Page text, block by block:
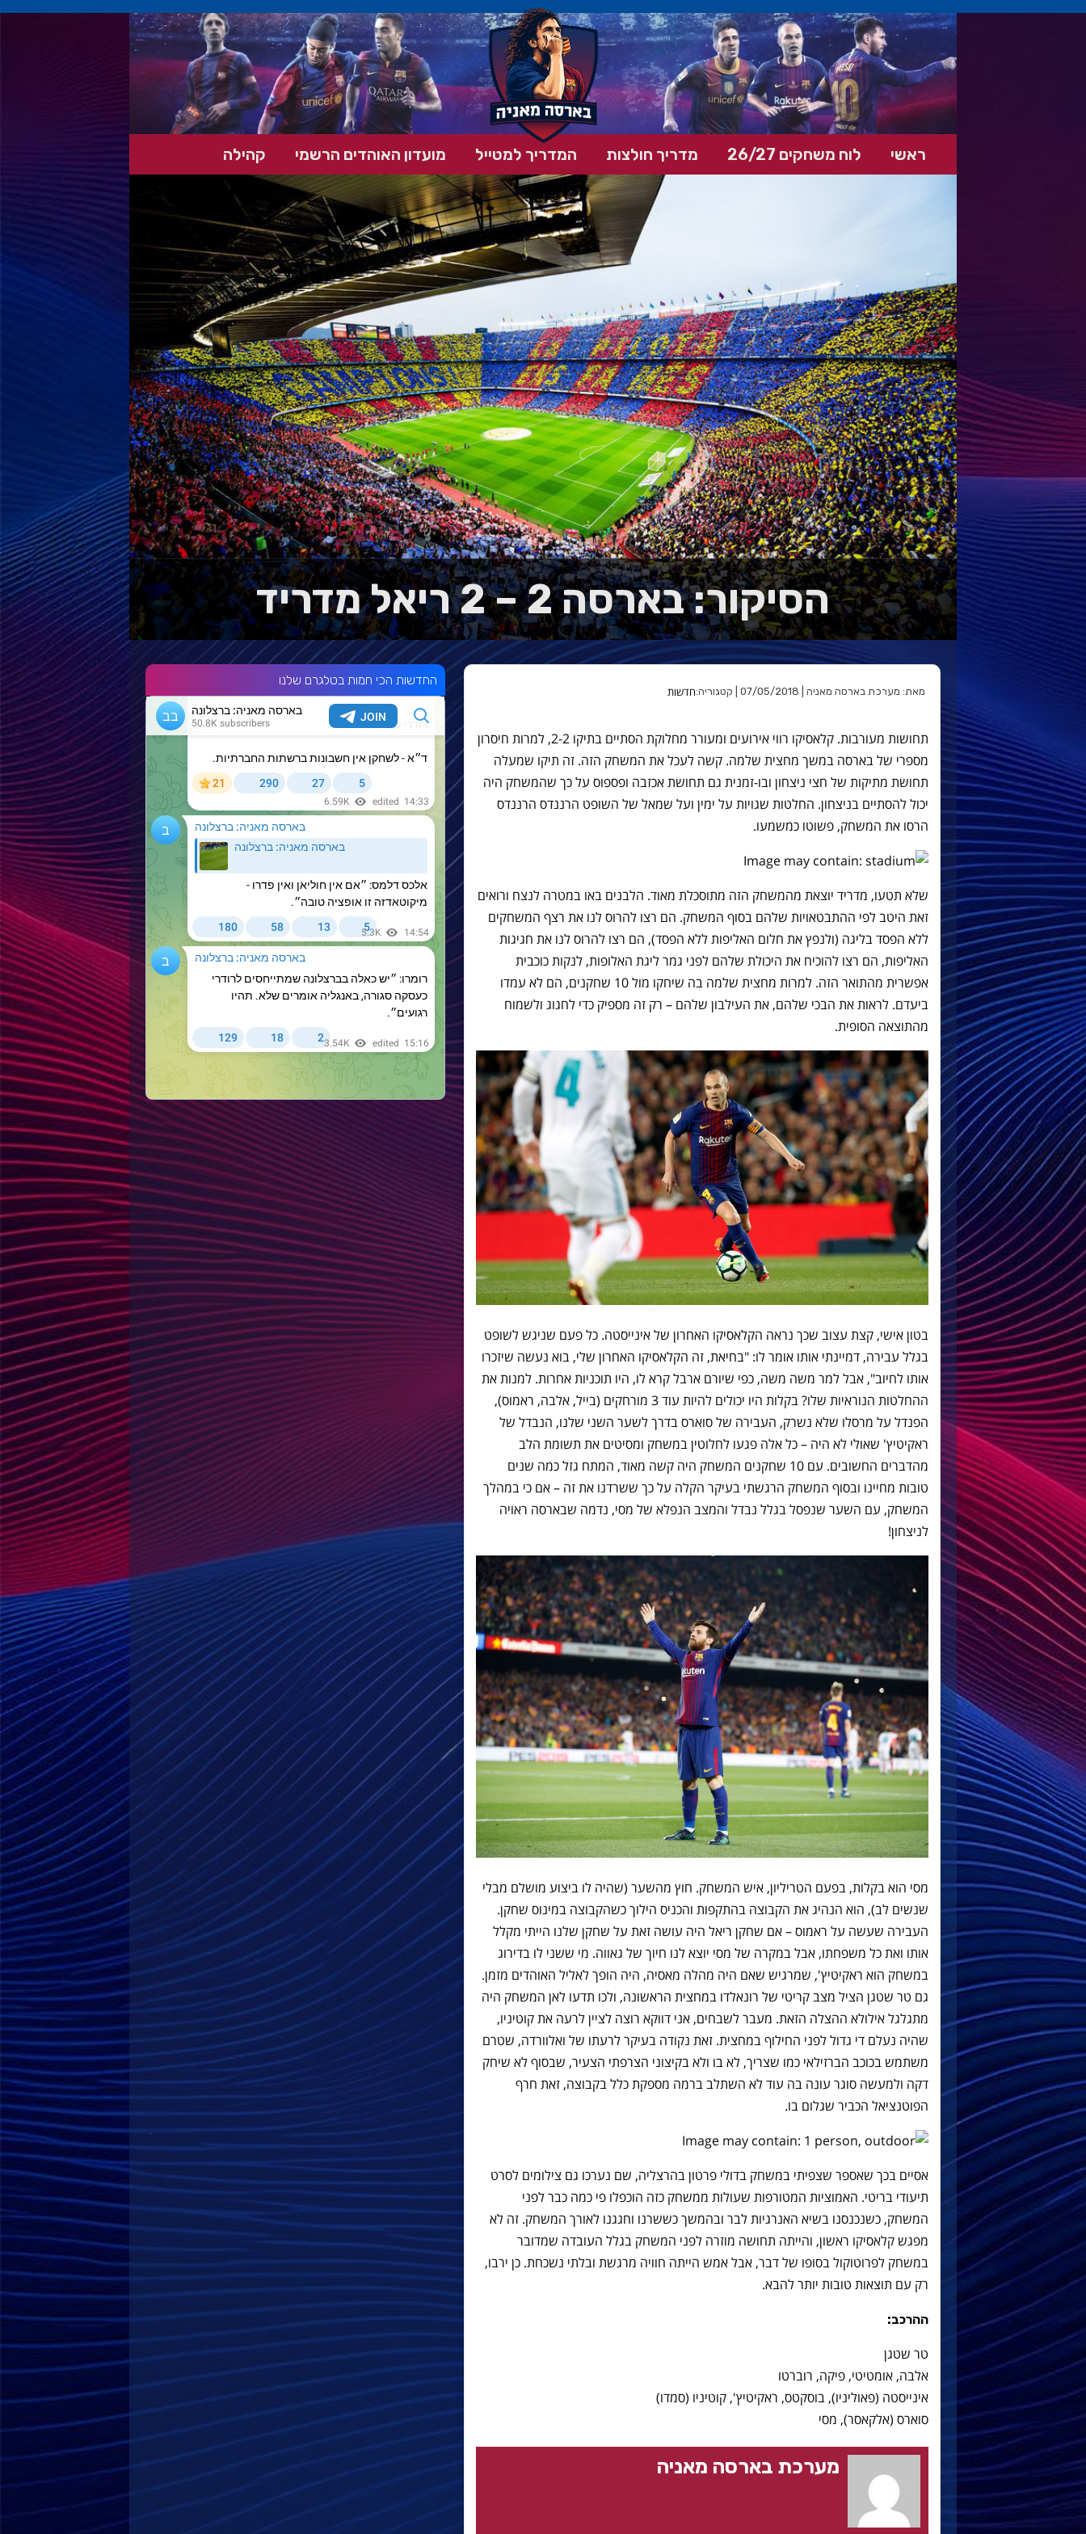
ראשי לוח משחקים 26/27 מדריך חולצות המדריך למטייל מועדון האוהדים הרשמי קהילה
הסיקור: בארסה 2 – 2 ריאל מדריד
מאת: מערכת בארסה מאניה | 07/05/2018 | קטגוריה: חדשות
תחושות מעורבות. קלאסיקו רווי אירועים ומעורר מחלוקת הסתיים בתיקו 2-2, למרות חיסרון
מספרי של בארסה במשך מחצית שלמה. קשה לעכל את המשחק הזה. זה תיקו שמעלה
תחושת מתיקות של חצי ניצחון ובו-זמנית גם תחושת אכזבה ופספוס על כך שהמשחק היה
יכול להסתיים בניצחון. החלטות שגויות על ימין ועל שמאל של השופט הרננדס הרננדס
הרסו את המשחק, פשוטו כמשמעו.
שלא תטעו, מדריד יוצאת מהמשחק הזה מתוסכלת מאוד. הלבנים באו במטרה לנצח ורואים
זאת היטב לפי ההתבטאויות שלהם בסוף המשחק. הם רצו להרוס לנו את רצף המשחקים
ללא הפסד בליגה (ולנפץ את חלום האליפות ללא הפסד), הם רצו להרוס לנו את חגיגות
האליפות, הם רצו להוכיח את היכולת שלהם לפני גמר ליגת האלופות, לנקות כוכבית
אפשרית מהתואר הזה. למרות מחצית שלמה בה שיחקו מול 10 שחקנים, הם לא עמדו
ביעדם. לראות את הבכי שלהם, את העילבון שלהם – רק זה מספיק כדי לחגוג ולשמוח
מהתוצאה הסופית.
בטון אישי, קצת עצוב שכך נראה הקלאסיקו האחרון של אינייסטה. כל פעם שניגש לשופט
בגלל עבירה, דמיינתי אותו אומר לו: "בחיאת, זה הקלאסיקו האחרון שלי, בוא נעשה שיזכרו
אותו לחיוב", אבל למר משה משה, כפי שיורם ארבל קרא לו, היו תוכניות אחרות. למנות את
ההחלטות הנוראיות שלו? בקלות היו יכולים להיות עוד 3 מורחקים (בייל, אלבה, ראמוס),
הפנדל על מרסלו שלא נשרק, העבירה של סוארס בדרך לשער השני שלנו, הנבדל של
ראקיטיץ' שאולי לא היה – כל אלה פגעו לחלוטין במשחק ומסיטים את תשומת הלב
מהדברים החשובים. עם 10 שחקנים המשחק היה קשה מאוד, המתח גזל כמה שנים
טובות מחיינו ובסוף המשחק הרגשתי בעיקר הקלה על כך ששרדנו את זה – אם כי במהלך
המשחק, עם השער שנפסל בגלל נבדל והמצב הנפלא של מסי, נדמה שבארסה ראויה
לניצחון!
מסי הוא בקלות, בפעם הטריליון, איש המשחק. חוץ מהשער (שהיה לו ביצוע מושלם מבלי
שנשים לב), הוא הנהיג את הקבוצה בהתקפות והכניס הילוך כשהקבוצה במינוס שחקן.
העבירה שעשה על ראמוס – אם שחקן ריאל היה עושה זאת על שחקן שלנו הייתי מקלל
אותו ואת כל משפחתו, אבל במקרה של מסי יוצא לנו חיוך של גאווה. מי ששני לו בדירוג
במשחק הוא ראקיטיץ', שמרגיש שאם היה מהלה מאסיה, היה הופך לאליל האוהדים מזמן.
גם טר שטגן הציל מצב קריטי של רונאלדו במחצית הראשונה, ולכו תדעו לאן המשחק היה
מתגלגל אילולא ההצלה הזאת. מעבר לשבחים, אני דווקא רוצה לציין לרעה את קוטיניו,
שהיה נעלם די גדול לפני החילוף במחצית. זאת נקודה בעיקר לרעתו של ואלוורדה, שטרם
משתמש בכוכב הברזילאי כמו שצריך, לא בו ולא בקיצוני הצרפתי הצעיר, שבסוף לא שיחק
דקה ולמעשה סוגר עונה בה עוד לא השתלב ברמה מספקת כלל בקבוצה, זאת חרף
הפוטנציאל הכביר שגלום בו.
אסיים בכך שאספר שצפיתי במשחק בדולי פרטון בהרצליה, שם נערכו גם צילומים לסרט
תיעודי בריטי. האמוציות המטורפות שעולות ממשחק כזה הוכפלו פי כמה כבר לפני
המשחק, כשנכנסנו בשיא האנרגיות לבר ובהמשך כששרנו וחגגנו לאורך המשחק. זה לא
מפגש קלאסיקו ראשון, והייתה תחושה מוזרה לפני המשחק בגלל העובדה שמדובר
במשחק לפרוטוקול בסופו של דבר, אבל אמש הייתה חוויה מרגשת ובלתי נשכחת. כן ירבו,
רק עם תוצאות טובות יותר להבא.
ההרכב:
טר שטגן
אלבה, אומטיטי, פיקה, רוברטו
אינייסטה (פאוליניו), בוסקטס, ראקיטיץ', קוטיניו (סמדו)
סוארס (אלקאסר), מסי
מערכת בארסה מאניה
החדשות הכי חמות בטלגרם שלנו